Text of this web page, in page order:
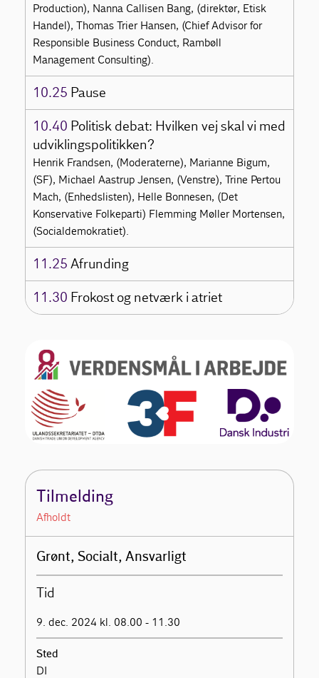
Production), Nanna Callisen Bang, (direktør, Etisk
Handel), Thomas Trier Hansen, (Chief Advisor for
Responsible Business Conduct, Rambøll
Management Consulting).
10.25 Pause
10.40 Politisk debat: Hvilken vej skal vi med
udviklingspolitikken?
Henrik Frandsen, (Moderaterne), Marianne Bigum,
(SF), Michael Aastrup Jensen, (Venstre), Trine Pertou
Mach, (Enhedslisten), Helle Bonnesen, (Det
Konservative Folkeparti) Flemming Møller Mortensen,
(Socialdemokratiet).
11.25 Afrunding
11.30 Frokost og netværk i atriet
Tilmelding
Afholdt
Grønt, Socialt, Ansvarligt
Tid
9. dec. 2024 kl. 08.00 - 11.30
Sted
DI